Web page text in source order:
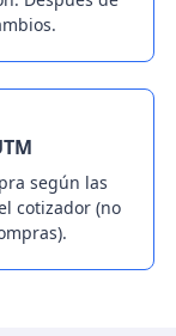
según las
cotizador (no